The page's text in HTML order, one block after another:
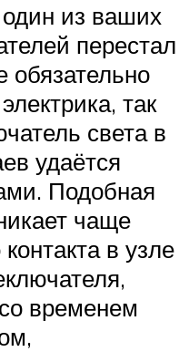
из ваших
перестал
обязательно
так
света в
удаётся
Подобная
чаще
в узле
временем